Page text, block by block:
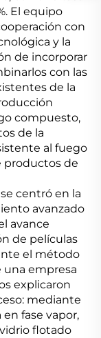
El equipo
con
y la
de incorporar
con las
de la
compuesto,
de la
al fuego
productos de
centró en la
avanzado
avance
de películas
el método
una empresa
explicaron
mediante
fase vapor,
flotado